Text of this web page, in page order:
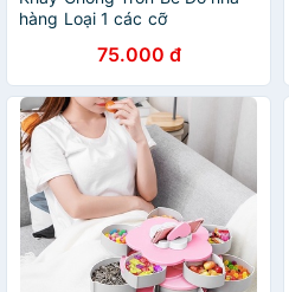
hàng Loại 1 các cỡ
75.000 đ